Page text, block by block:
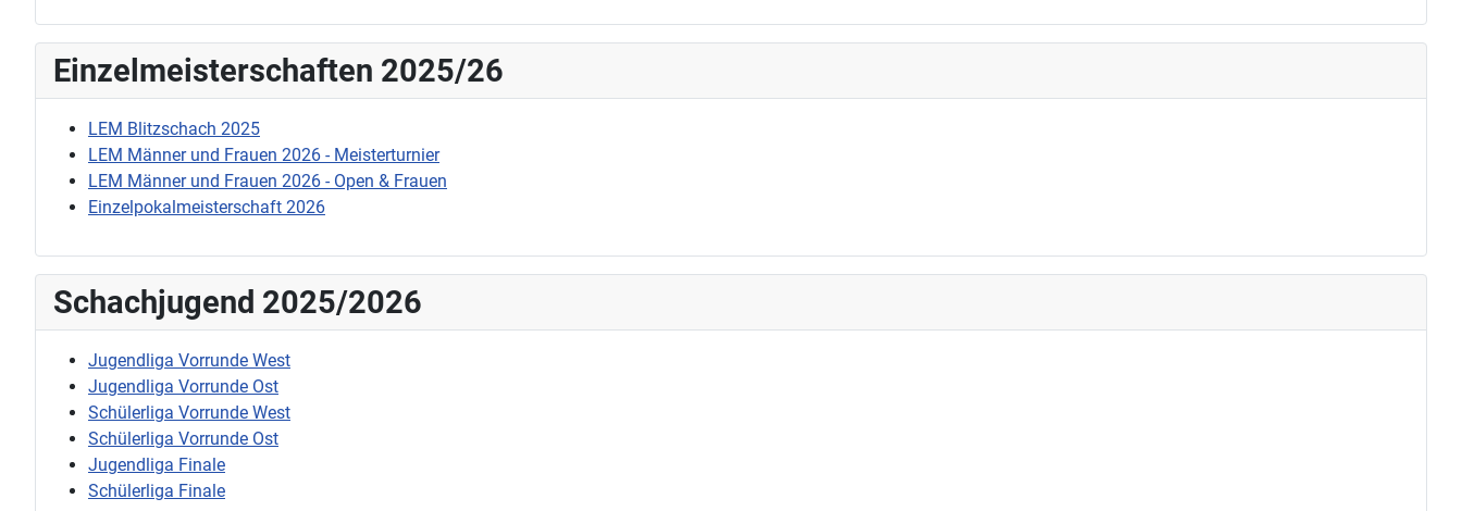
Einzelmeisterschaften 2025/26
LEM Blitzschach 2025
LEM Männer und Frauen 2026 - Meisterturnier
LEM Männer und Frauen 2026 - Open & Frauen
Einzelpokalmeisterschaft 2026
Schachjugend 2025/2026
Jugendliga Vorrunde West
Jugendliga Vorrunde Ost
Schülerliga Vorrunde West
Schülerliga Vorrunde Ost
Jugendliga Finale
Schülerliga Finale